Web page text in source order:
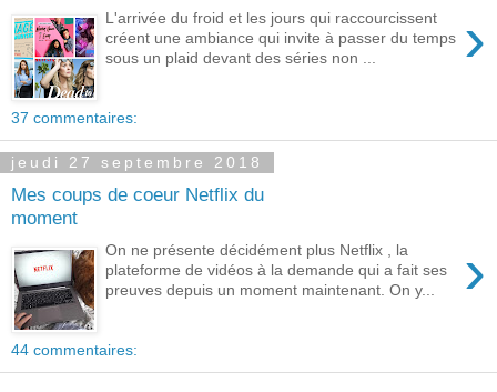
›
L'arrivée du froid et les jours qui raccourcissent
créent une ambiance qui invite à passer du temps
sous un plaid devant des séries non ...
37 commentaires:
jeudi 27 septembre 2018
Mes coups de coeur Netflix du
moment
›
On ne présente décidément plus Netflix , la
plateforme de vidéos à la demande qui a fait ses
preuves depuis un moment maintenant. On y...
44 commentaires: